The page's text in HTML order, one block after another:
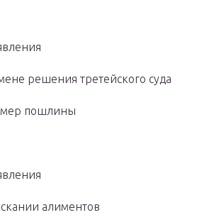
решения третейского суда
пошлины
алиментов